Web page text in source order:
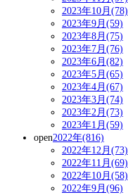
2023年10月(78)
2023年9月(59)
2023年8月(75)
2023年7月(76)
2023年6月(82)
2023年5月(65)
2023年4月(67)
2023年3月(74)
2023年2月(73)
2023年1月(59)
open2022年(816)
2022年12月(73)
2022年11月(69)
2022年10月(58)
2022年9月(96)